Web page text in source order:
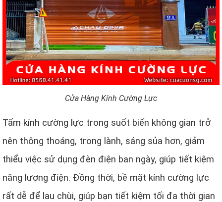
Cửa Hàng Kính Cường Lực
Tấm kính cường lực trong suốt biến không gian trở
nên thông thoáng, trong lành, sáng sủa hơn, giảm
thiểu việc sử dụng đèn điện ban ngày, giúp tiết kiệm
năng lượng điện. Đồng thời, bề mặt kính cường lực
rất dễ để lau chùi, giúp bạn tiết kiệm tối đa thời gian